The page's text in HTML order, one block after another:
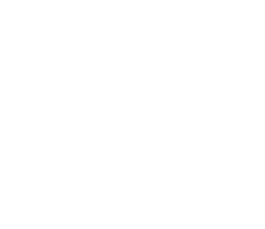
Olahraga Yang